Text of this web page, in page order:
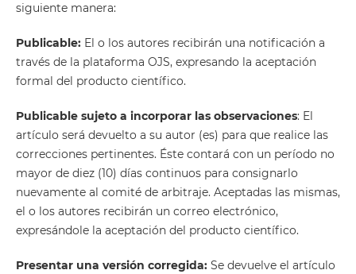
siguiente manera:
Publicable:El o los autores recibirán una notificación a
través de la plataforma OJS, expresando la aceptación
formal del producto científico.
Publicable sujeto a incorporar las observaciones: El
artículo será devuelto a su autor (es) para que realice las
correcciones pertinentes. Éste contará con un período no
mayor de diez (10) días continuos para consignarlo
nuevamente al comité de arbitraje. Aceptadas las mismas,
el o los autores recibirán un correo electrónico,
expresándole la aceptación del producto científico.
Presentar una versión corregida:Se devuelve el artículo